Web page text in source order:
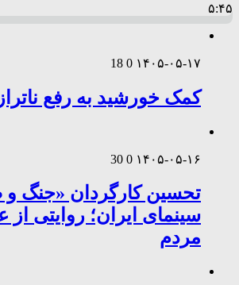
۵:۴۵
۱۴۰۵-۰۵-۱۷ 0
18
کمک خورشید به رفع
۱۴۰۵-۰۵-۱۶ 0
30
تحسین کارگردان «جنگ و
سینمای ایران؛ روایتی
مردم